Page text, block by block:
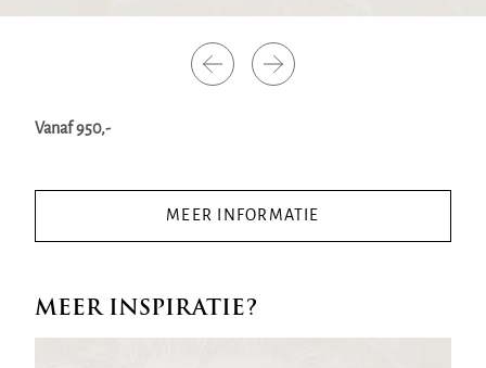
Vanaf 950,-
MEER INFORMATIE
MEER INSPIRATIE?